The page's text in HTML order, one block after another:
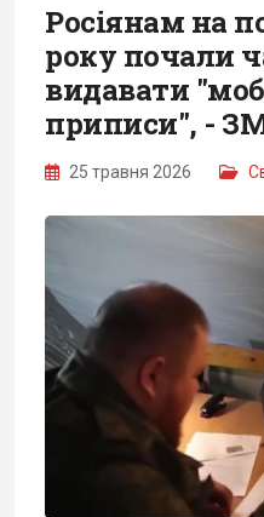
Росіянам на
року почали
видавати
приписи", -
25 травня 2026